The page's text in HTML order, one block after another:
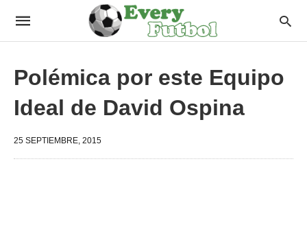
Polémica por este Equipo
Ideal de David Ospina
25 SEPTIEMBRE, 2015